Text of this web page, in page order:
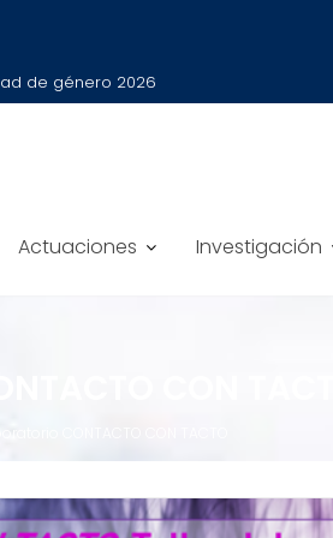
de género 2026
Actuaciones Investigación
CON
CONTACTO CON TACTO